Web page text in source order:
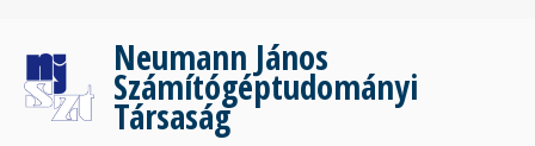
tartalomra
Neumann János
Számítógéptudományi
Társaság